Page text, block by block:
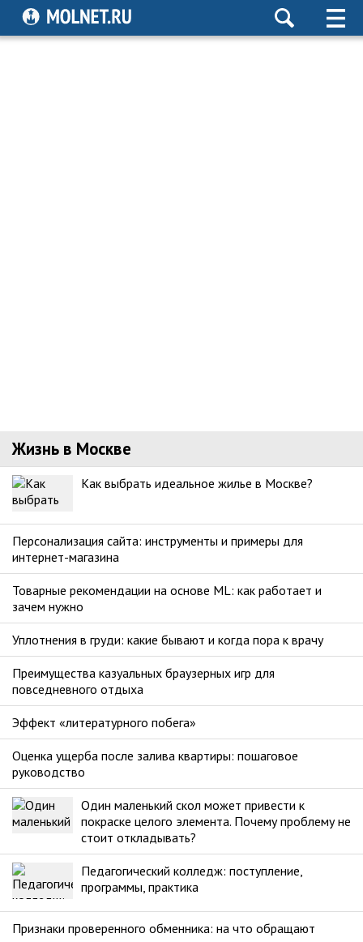
Жизнь в Москве
Как выбрать идеальное жилье в Москве?
Персонализация сайта: инструменты и примеры для
интернет-магазина
Товарные рекомендации на основе ML: как работает и
зачем нужно
Уплотнения в груди: какие бывают и когда пора к врачу
Преимущества казуальных браузерных игр для
повседневного отдыха
Эффект «литературного побега»
Оценка ущерба после залива квартиры: пошаговое
руководство
Один маленький скол может привести к
покраске целого элемента. Почему проблему не
стоит откладывать?
Педагогический колледж: поступление,
программы, практика
Признаки проверенного обменника: на что обращают